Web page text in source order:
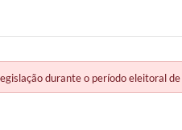
durante o período eleitoral de